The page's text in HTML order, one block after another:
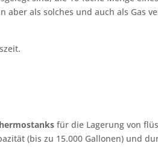
als solches und auch als Gas
für die Lagerung von
(bis zu 15.000 Gallonen) und